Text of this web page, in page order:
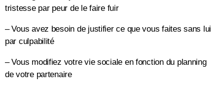
tristesse par peur de le faire fuir
– Vous avez besoin de justifier ce que vous faites sans lui
par culpabilité
– Vous modifiez votre vie sociale en fonction du planning
de votre partenaire